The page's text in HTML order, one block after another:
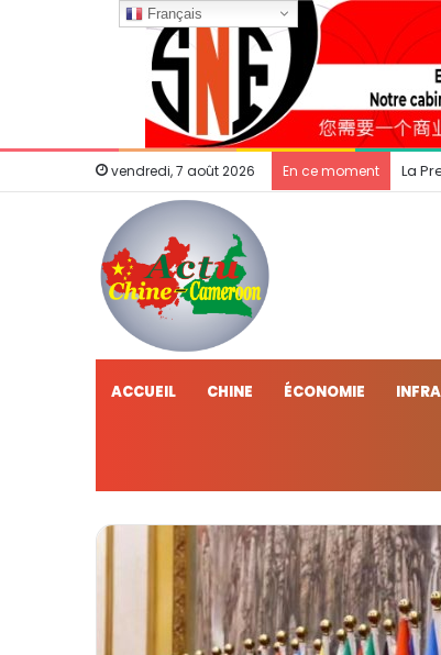
vendredi, 7 août 2026 En ce moment La
ACCUEIL CHINE ÉCONOMIE
Français